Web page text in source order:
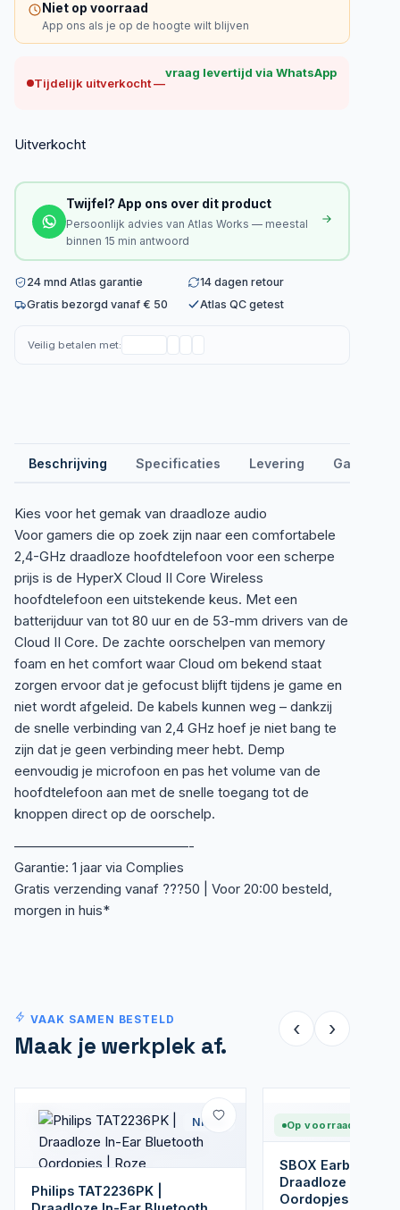
Niet op voorraad
App ons als je op de hoogte wilt blijven
Tijdelijk uitverkocht —
vraag levertijd via WhatsApp
Uitverkocht
Twijfel? App ons over dit product
Persoonlijk advies van Atlas Works — meestal
binnen 15 min antwoord
24 mnd Atlas garantie
14 dagen retour
Gratis bezorgd vanaf € 50
Atlas QC getest
Veilig betalen met:
Beschrijving Specificaties Levering Garantie
Kies voor het gemak van draadloze audio
Voor gamers die op zoek zijn naar een comfortabele
2,4-GHz draadloze hoofdtelefoon voor een scherpe
prijs is de HyperX Cloud II Core Wireless
hoofdtelefoon een uitstekende keus. Met een
batterijduur van tot 80 uur en de 53-mm drivers van de
Cloud II Core. De zachte oorschelpen van memory
foam en het comfort waar Cloud om bekend staat
zorgen ervoor dat je gefocust blijft tijdens je game en
niet wordt afgeleid. De kabels kunnen weg – dankzij
de snelle verbinding van 2,4 GHz hoef je niet bang te
zijn dat je geen verbinding meer hebt. Demp
eenvoudig je microfoon en pas het volume van de
hoofdtelefoon aan met de snelle toegang tot de
knoppen direct op de oorschelp.
—————————————-
Garantie: 1 jaar via Complies
Gratis verzending vanaf ???50 | Voor 20:00 besteld,
morgen in huis*
VAAK SAMEN BESTELD
Maak je werkplek af.
‹ ›
Nieuw
Philips TAT2236PK |
Op voorraad
SBOX Earbuds
Draadloze In-Ear
Oordopjes | USB-